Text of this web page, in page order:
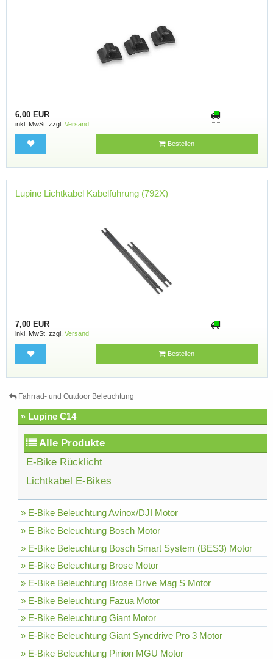
6,00 EUR
inkl. MwSt. zzgl. Versand
Bestellen
Lupine Lichtkabel Kabelführung (792X)
7,00 EUR
inkl. MwSt. zzgl. Versand
Bestellen
Fahrrad- und Outdoor Beleuchtung
» Lupine C14
Alle Produkte
E-Bike Rücklicht
Lichtkabel E-Bikes
» E-Bike Beleuchtung Avinox/DJI Motor
» E-Bike Beleuchtung Bosch Motor
» E-Bike Beleuchtung Bosch Smart System (BES3) Motor
» E-Bike Beleuchtung Brose Motor
» E-Bike Beleuchtung Brose Drive Mag S Motor
» E-Bike Beleuchtung Fazua Motor
» E-Bike Beleuchtung Giant Motor
» E-Bike Beleuchtung Giant Syncdrive Pro 3 Motor
» E-Bike Beleuchtung Pinion MGU Motor